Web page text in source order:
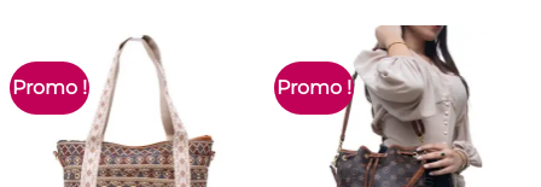
Promo ! Promo !